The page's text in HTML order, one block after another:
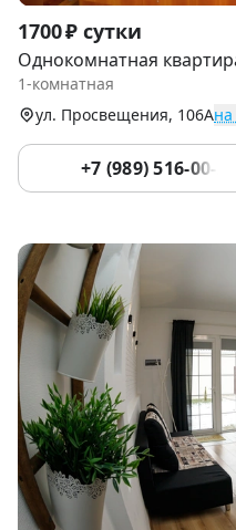
Item
1
of
9
1700 ₽ сутки
Однокомнатная
1-комнатная
ул. Просвещения, 106Ана
+7 (989) 516-00-25